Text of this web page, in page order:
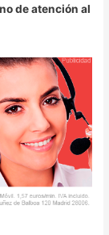
de atención al